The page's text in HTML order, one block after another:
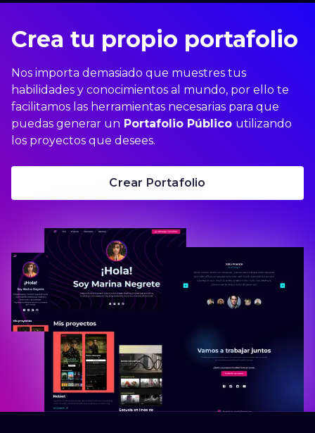
Crea tu propio portafolio
Nos importa demasiado que muestres tus
habilidades y conocimientos al mundo, por ello te
facilitamos las herramientas necesarias para que
puedas generar un Portafolio Público utilizando
los proyectos que desees.
Crear Portafolio